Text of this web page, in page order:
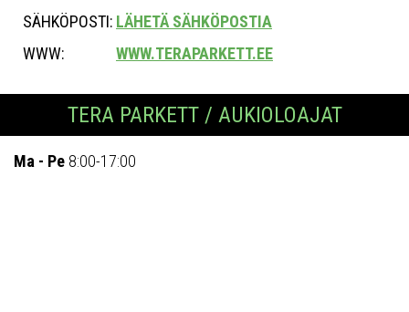
SÄHKÖPOSTI: LÄHETÄ SÄHKÖPOSTIA
WWW:
WWW.TERAPARKETT.EE
TERA PARKETT / AUKIOLOAJAT
Ma - Pe 8:00-17:00